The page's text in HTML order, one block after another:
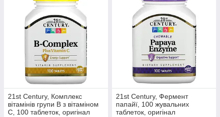
21st Century, Комплекс
вітамінів групи B з вітаміном
C, 100 таблеток, оригінал
21st Century, Фермент
папайї, 100 жувальних
таблеток, оригінал